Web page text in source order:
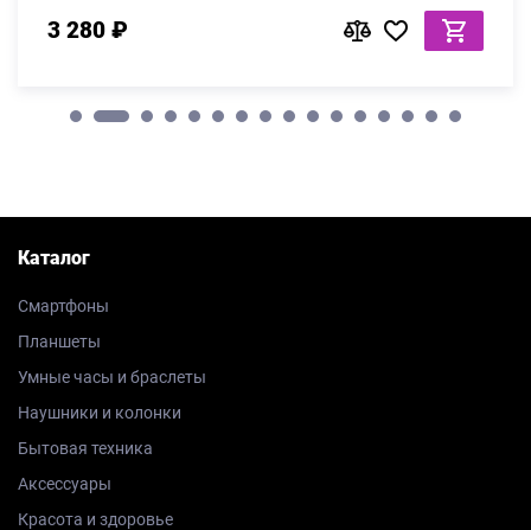
3 280 ₽
Каталог
Смартфоны
Планшеты
Умные часы и браслеты
Наушники и колонки
Бытовая техника
Аксессуары
Красота и здоровье